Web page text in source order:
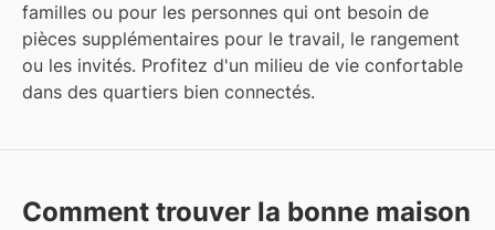
familles ou pour les personnes qui ont besoin de
pièces supplémentaires pour le travail, le rangement
ou les invités. Profitez d'un milieu de vie confortable
dans des quartiers bien connectés.
Comment trouver la bonne maison